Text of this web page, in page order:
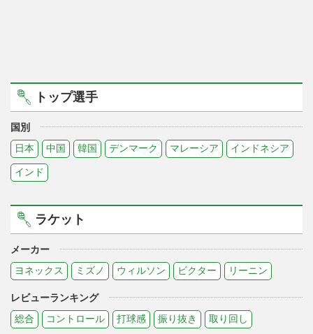
トップ選手
国別
日本
中国 韓国 デンマーク マレーシア インドネシア
インド
ラケット
メーカー
ヨネックス
ミズノ ウィルソン ビクター リーニン
レビューランキング
総合
コントロール 打球感 振り抜き 取り回し